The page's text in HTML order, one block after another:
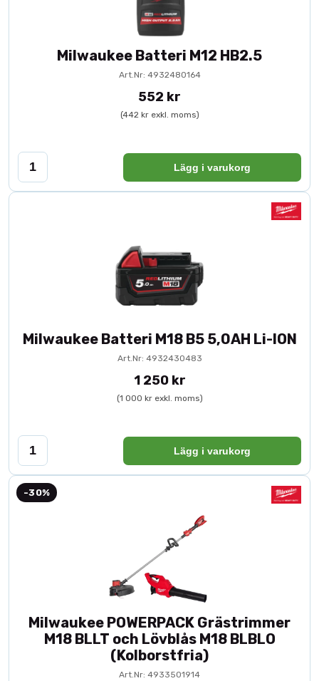
Milwaukee Batteri M12 HB2.5
Art.Nr: 4932480164
552 kr
(442 kr exkl. moms)
Lägg i varukorg
Milwaukee Batteri M18 B5 5,0AH Li-ION
Art.Nr: 4932430483
1 250 kr
(1 000 kr exkl. moms)
Lägg i varukorg
-30%
Milwaukee POWERPACK Grästrimmer
M18 BLLT och Lövblås M18 BLBLO
(Kolborstfria)
Art.Nr: 4933501914